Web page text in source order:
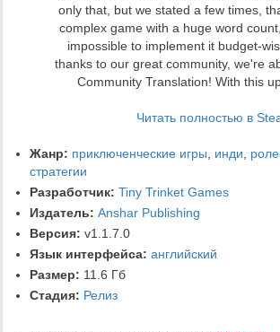
only that, but we stated a few times,
complex game with a huge word
impossible to implement it budget-
thanks to our great community, we're
Community Translation! With this
Читать полностью в
Жанр: приключенческие игры инди
стратегии
Разработчик: Tiny Trinket Games
Издатель: Anshar Publishing
Версия: v1.1.7.0
Язык интерфейса: английский
Размер: 11.6 Гб
Стадия: Релиз